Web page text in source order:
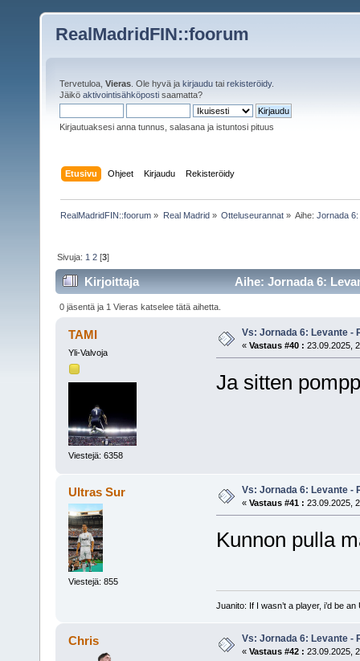
RealMadridFIN::foorum
Tervetuloa, Vieras . Ole hyvä ja kirjaudu tai rekisteröidy.
Jäikö aktivointisähköposti saamatta?
Kirjautuaksesi anna tunnus, salasana ja istuntosi pituus
Etusivu Ohjeet Kirjaudu Rekisteröidy
RealMadridFIN::foorum » Real Madrid» Otteluseurannat» Aihe:Jornada
Sivuja: 1 2 [3]
Kirjoittaja Aihe: Jornada 6:
0 jäsentä ja 1 Vieras katselee tätä aihetta.
TAMI
Yli-Valvoja
Viestejä: 6358
Vs: Jornada 6: Levante -
« Vastaus #40 : 23.09.2025,
Ja sitten
Ultras Sur
Viestejä: 855
Vs: Jornada 6: Levante -
« Vastaus #41 : 23.09.2025,
Kunnon pulla
Juanito: If I wasn’t a player, i’d be an
Chris Vs: Jornada 6: Levante -
« Vastaus #42 : 23.09.2025,